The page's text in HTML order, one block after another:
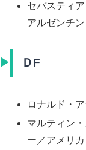
セバスティ
アルゼンチン
ＤF
ロナルド・
マルティン
ー／アメリカ